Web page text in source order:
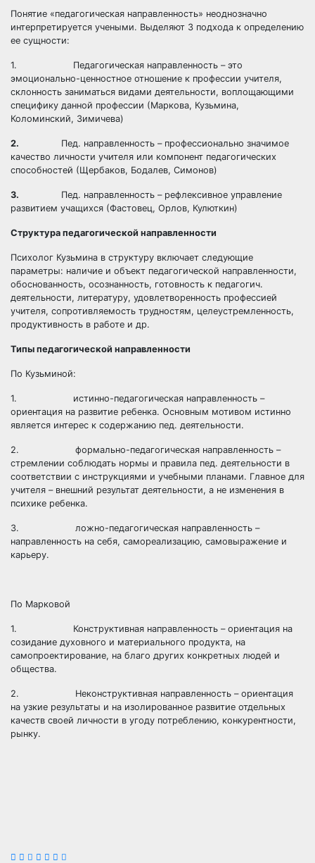
Понятие «педагогическая направленность» неоднозначно
интерпретируется учеными. Выделяют 3 подхода к определению
ее сущности:
1. Педагогическая направленность – это
эмоционально-ценностное отношение к профессии учителя,
склонность заниматься видами деятельности, воплощающими
специфику данной профессии (Маркова, Кузьмина,
Коломинский, Зимичева)
2. Пед. направленность – профессионально значимое
качество личности учителя или компонент педагогических
способностей (Щербаков, Бодалев, Симонов)
3. Пед. направленность – рефлексивное управление
развитием учащихся (Фастовец, Орлов, Кулюткин)
Структура педагогической направленности
Психолог Кузьмина в структуру включает следующие
параметры: наличие и объект педагогической направленности,
обоснованность, осознанность, готовность к педагогич.
деятельности, литературу, удовлетворенность профессией
учителя, сопротивляемость трудностям, целеустремленность,
продуктивность в работе и др.
Типы педагогической направленности
По Кузьминой:
1. истинно-педагогическая направленность –
ориентация на развитие ребенка. Основным мотивом истинно
является интерес к содержанию пед. деятельности.
2. формально-педагогическая направленность –
стремлении соблюдать нормы и правила пед. деятельности в
соответствии с инструкциями и учебными планами. Главное для
учителя – внешний результат деятельности, а не изменения в
психике ребенка.
3. ложно-педагогическая направленность –
направленность на себя, самореализацию, самовыражение и
карьеру.
По Марковой
1. Конструктивная направленность – ориентация на
созидание духовного и материального продукта, на
самопроектирование, на благо других конкретных людей и
общества.
2. Неконструктивная направленность – ориентация
на узкие результаты и на изолированное развитие отдельных
качеств своей личности в угоду потреблению, конкурентности,
рынку.